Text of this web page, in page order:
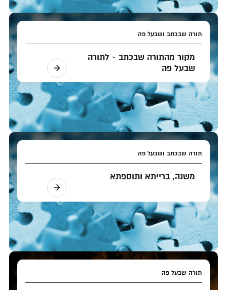
תורה שבכתב ושבעל פה
מקור מהתורה שבכתב - לתורה
שבעל פה
תורה שבכתב ושבעל פה
משנה, ברייתא ותוספתא
תורה שבעל פה